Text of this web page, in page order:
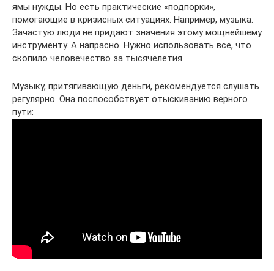
ямы нужды. Но есть практические «подпорки»,
помогающие в кризисных ситуациях. Например, музыка.
Зачастую люди не придают значения этому мощнейшему
инструменту. А напрасно. Нужно использовать все, что
скопило человечество за тысячелетия.
Музыку, притягивающую деньги, рекомендуется слушать
регулярно. Она поспособствует отыскиванию верного
пути: